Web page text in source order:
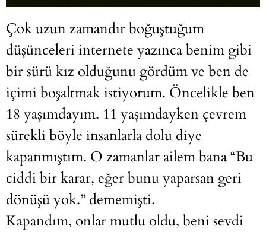
Çok uzun zamandır boğuştuğum
düşünceleri internete yazınca benim gibi
bir sürü kız olduğunu gördüm ve ben de
içimi boşaltmak istiyorum. Öncelikle ben
18 yaşımdayım. 11 yaşımdayken çevrem
sürekli böyle insanlarla dolu diye
kapanmıştım. O zamanlar ailem bana “Bu
ciddi bir karar, eğer bunu yaparsan geri
dönüşü yok.” dememişti.
Kapandım, onlar mutlu oldu, beni sevdi